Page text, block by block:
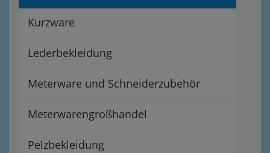
Kurzware
Lederbekleidung
Meterware und Schneiderzubehör
Meterwarengroßhandel
Pelzbekleidung